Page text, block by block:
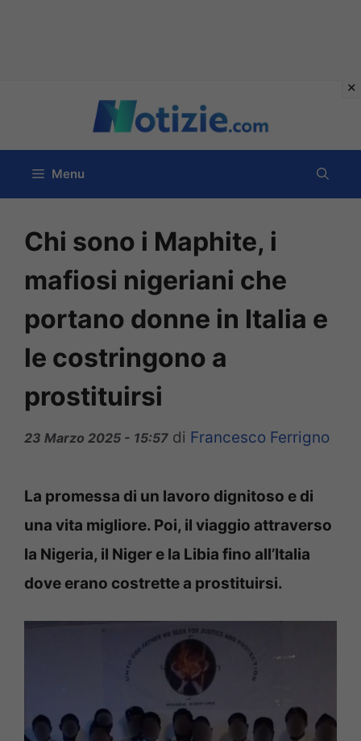
contenuto
Menu
Chi sono i Maphite, i
mafiosi nigeriani che
portano donne in Italia e
le costringono a
prostituirsi
23 Marzo 2025 - 15:57 di Francesco Ferrigno
La promessa di un lavoro dignitoso e di
una vita migliore. Poi, il viaggio attraverso
la Nigeria, il Niger e la Libia fino all’Italia
dove erano costrette a prostituirsi.